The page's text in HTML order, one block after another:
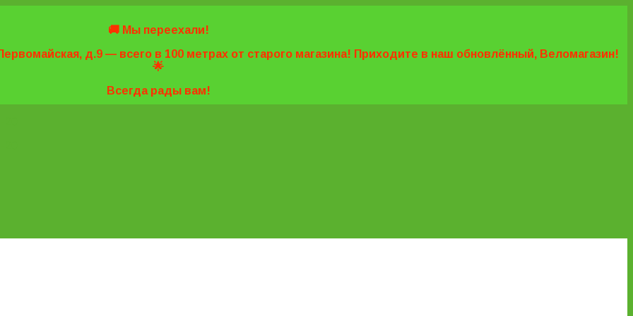
🚚 Мы переехали!
д.9 — всего в 100 метрах от старого магазина! Приходите в наш обновлённый, Веломагазин!
🌟
Всегда рады вам!